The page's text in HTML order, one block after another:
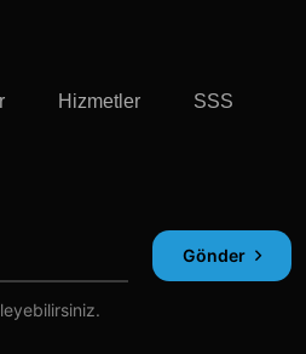
Hizmetler SSS
Gönder